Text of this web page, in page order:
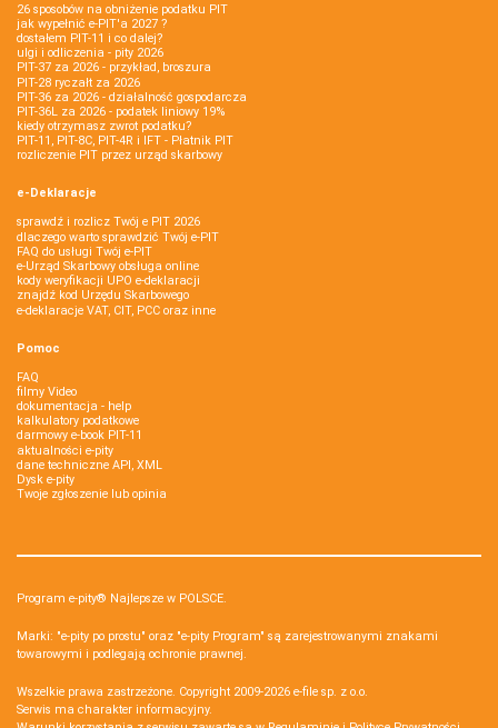
26 sposobów na obniżenie podatku PIT
jak wypełnić e-PIT'a 2027 ?
dostałem PIT-11 i co dalej?
ulgi i odliczenia - pity 2026
PIT-37 za 2026 - przykład, broszura
PIT-28 ryczałt za 2026
PIT-36 za 2026 - działalność gospodarcza
PIT-36L za 2026 - podatek liniowy 19%
kiedy otrzymasz zwrot podatku?
PIT-11, PIT-8C, PIT-4R i IFT - Płatnik PIT
rozliczenie PIT przez urząd skarbowy
e-Deklaracje
sprawdź i rozlicz Twój e PIT 2026
dlaczego warto sprawdzić Twój e-PIT
FAQ do usługi Twój e-PIT
e-Urząd Skarbowy obsługa online
kody weryfikacji UPO e-deklaracji
znajdź kod Urzędu Skarbowego
e-deklaracje VAT, CIT, PCC oraz inne
Pomoc
FAQ
filmy Video
dokumentacja - help
kalkulatory podatkowe
darmowy e-book PIT-11
aktualności e-pity
dane techniczne API, XML
Dysk e-pity
Twoje zgłoszenie lub opinia
Program e-pity® Najlepsze w POLSCE.
Marki: "e-pity po prostu" oraz "e-pity Program" są zarejestrowanymi znakami
towarowymi i podlegają ochronie prawnej.
Wszelkie prawa zastrzeżone. Copyright 2009-2026 e-file sp. z o.o.
Serwis ma charakter informacyjny.